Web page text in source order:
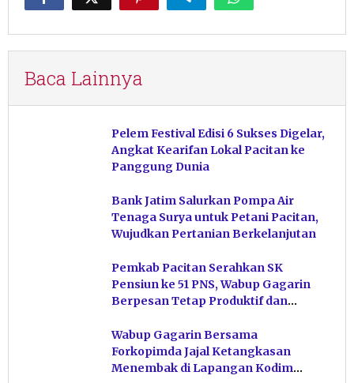
Baca Lainnya
Pelem Festival Edisi 6 Sukses Digelar,
Angkat Kearifan Lokal Pacitan ke
Panggung Dunia
Bank Jatim Salurkan Pompa Air
Tenaga Surya untuk Petani Pacitan,
Wujudkan Pertanian Berkelanjutan
Pemkab Pacitan Serahkan SK
Pensiun ke 51 PNS, Wabup Gagarin
Berpesan Tetap Produktif dan
Wabup Gagarin Bersama
Forkopimda Jajal Ketangkasan
Menembak di Lapangan Kodim